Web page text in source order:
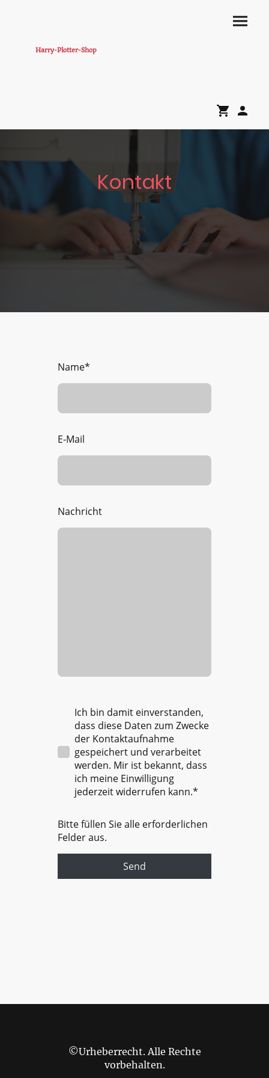
Harry-Plotter-Shop
Kontakt
Name*
E-Mail
Nachricht
Ich bin damit einverstanden,
dass diese Daten zum Zwecke
der Kontaktaufnahme
gespeichert und verarbeitet
werden. Mir ist bekannt, dass
ich meine Einwilligung
jederzeit widerrufen kann.*
Bitte füllen Sie alle erforderlichen
Felder aus.
Send
©Urheberrecht. Alle Rechte
vorbehalten.